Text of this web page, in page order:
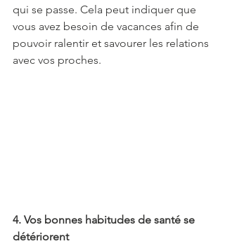
qui se passe. Cela peut indiquer que
vous avez besoin de vacances afin de
pouvoir ralentir et savourer les relations
avec vos proches.
4. Vos bonnes habitudes de santé se
détériorent